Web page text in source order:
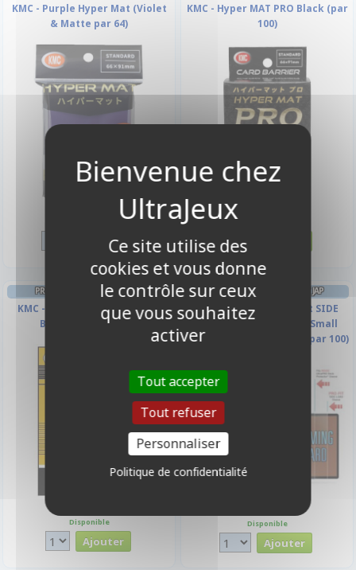
KMC - Purple Hyper Mat (Violet
& Matte par 64)
KMC - Hyper MAT PRO Black (par
100)
PROTÈGES CARTES STANDARD
KMC - Standard - Silky Matte
Black (Noir) - par 50
Disponible
PROTÈGES CARTES FORMAT JAP
Sous Protection Pro-fit SIDE
LOAD Ultrapro - Taille Small
(transparentes Souples par 100)
Disponible
Ce site utilise des
cookies et vous donne
le contrôle sur ceux
que vous souhaitez
activer
Tout accepter
Tout refuser
Personnaliser
Politique de confidentialité